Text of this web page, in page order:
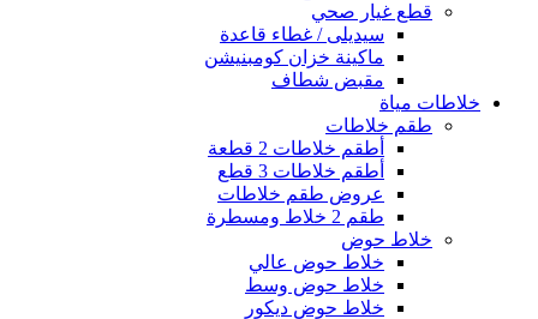
قطع غيار صحي
سيديلى / غطاء قاعدة
ماكينة خزان كومبنيشن
مقبض شطاف
خلاطات مياة
طقم خلاطات
أطقم خلاطات 2 قطعة
أطقم خلاطات 3 قطع
عروض طقم خلاطات
طقم 2 خلاط ومسطرة
خلاط حوض
خلاط حوض عالي
خلاط حوض وسط
خلاط حوض ديكور